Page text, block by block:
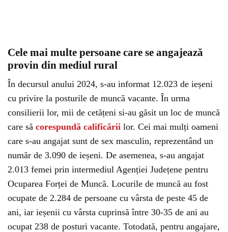
Cele mai multe persoane care se angajează
provin din mediul rural
În decursul anului 2024, s-au informat 12.023 de ieșeni
cu privire la posturile de muncă vacante. În urma
consilierii lor, mii de cetățeni si-au găsit un loc de muncă
care să corespundă calificării lor. Cei mai mulți oameni
care s-au angajat sunt de sex masculin, reprezentând un
număr de 3.090 de ieșeni. De asemenea, s-au angajat
2.013 femei prin intermediul Agenției Județene pentru
Ocuparea Forței de Muncă. Locurile de muncă au fost
ocupate de 2.284 de persoane cu vârsta de peste 45 de
ani, iar ieșenii cu vârsta cuprinsă între 30-35 de ani au
ocupat 238 de posturi vacante. Totodată, pentru angajare,